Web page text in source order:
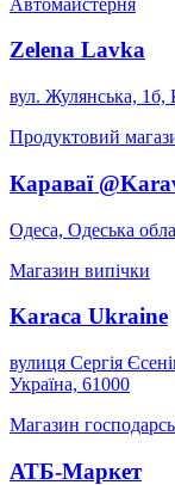
Zelena Lavka
вул. Жулянська, 1б,
Продуктовий
Караваї
Одеса, Одеська
Магазин випічки
Karaca Ukraine
вулиця Сергія
Україна, 61000
Магазин
АТБ-Маркет